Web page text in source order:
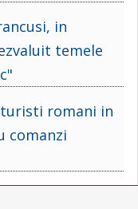
in
temele
romani in
comanzi